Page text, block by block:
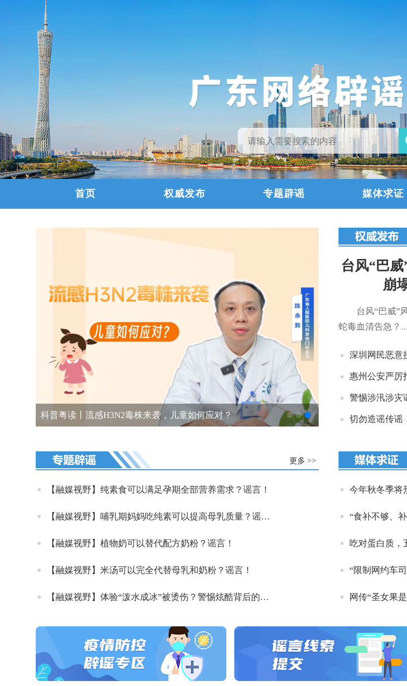
首页 权威发布 专题辟谣 媒体求证
科普粤读丨流感H3N2毒株来袭，儿童如何应对？ 今日辟谣
台风“巴
崩
台风“巴威”
蛇毒血清告急？
深圳网民恶意
惠州公安严厉
警惕涉汛涉灾
切勿造谣传谣
更多 >>
【融媒视野】纯素食可以满足孕期全部营养需求？谣言！
【融媒视野】哺乳期妈妈吃纯素可以提高母乳质量？谣言！
【融媒视野】植物奶可以替代配方奶粉？谣言！
【融媒视野】米汤可以完全代替母乳和奶粉？谣言！
【融媒视野】体验“泼水成冰”被烫伤？警惕炫酷背后的风险！
今年秋冬季将
“食补不够、
吃对蛋白质，
“限制网约车
网传“圣女果